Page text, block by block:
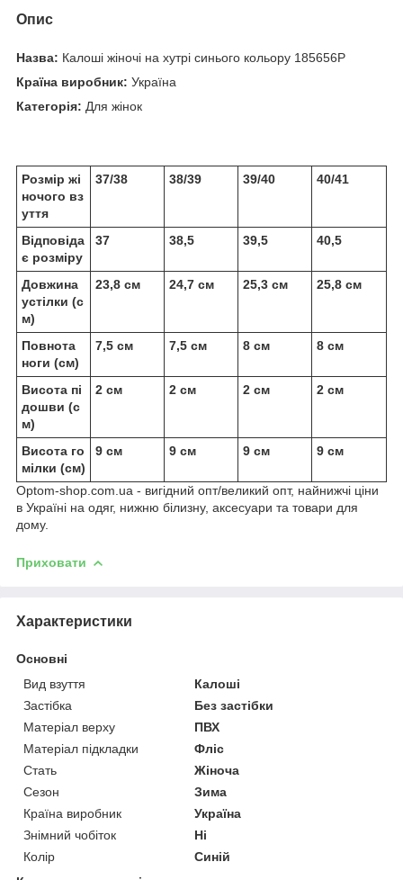
Опис
Назва: Калоші жіночі на хутрі синього кольору 185656P
Країна виробник: Україна
Категорія: Для жінок
Розмір жі
ночого вз
уття
37/38 38/39 39/40 40/41
Відповіда
є розміру
37 38,5 39,5 40,5
Довжина
устілки (с
м)
23,8 см 24,7 см 25,3 см 25,8 см
Повнота
ноги (см)
7,5 см 7,5 см 8 см 8 см
Висота пі
дошви (с
м)
2 см 2 см 2 см 2 см
Висота го
мілки (см)
9 см 9 см 9 см 9 см
Optom-shop.com.ua - вигідний опт/великий опт, найнижчі ціни
в Україні на одяг, нижню білизну, аксесуари та товари для
дому.
Приховати
Характеристики
Основні
Вид взуття
Калоші
Застібка
Без застібки
Матеріал верху
ПВХ
Матеріал підкладки
Фліс
Стать
Жіноча
Сезон
Зима
Країна виробник
Україна
Знімний чобіток
Ні
Колір
Синій